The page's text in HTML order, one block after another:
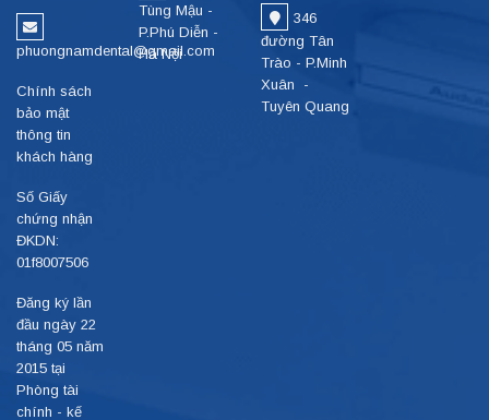
phuongnamdental@gmail.com
Chính sách
bảo mật
thông tin
khách hàng
Số Giấy
chứng nhận
ĐKDN:
01f8007506
Đăng ký lần
đầu ngày 22
tháng 05 năm
2015 tại
Phòng tài
chính - kế
Tùng Mậu -
P.Phú Diễn -
Hà Nội
346
đường Tân
Trào - P.Minh
Xuân -
Tuyên Quang